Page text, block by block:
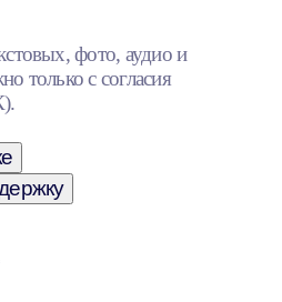
фото, аудио и
только с согласия